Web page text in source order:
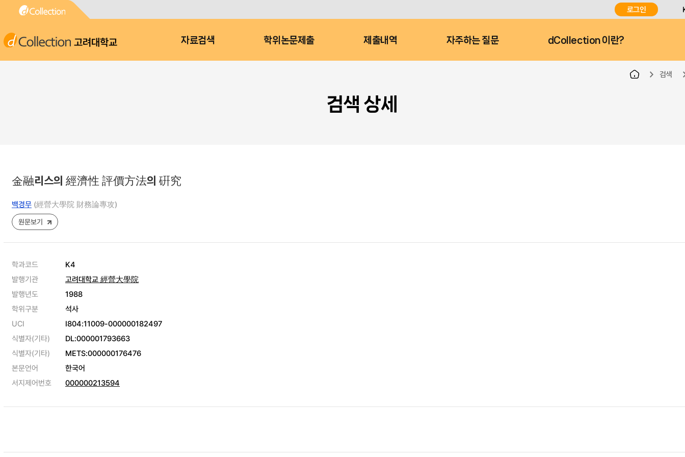
로그인
고려대학교 자료검색 학위논문제출 제출내역 자주하는 질문 dCollection 이란?
검색
검색 상세
金融리스의 經濟性 評價方法의 硏究
백경무 (經營大學院 財務論專攻)
원문보기
학과코드
K4
발행기관
고려대학교 經營大學院
발행년도
1988
학위구분
석사
UCI
I804:11009-000000182497
식별자(기타)
DL:000001793663
식별자(기타)
METS:000000176476
본문언어
한국어
서지제어번호
000000213594